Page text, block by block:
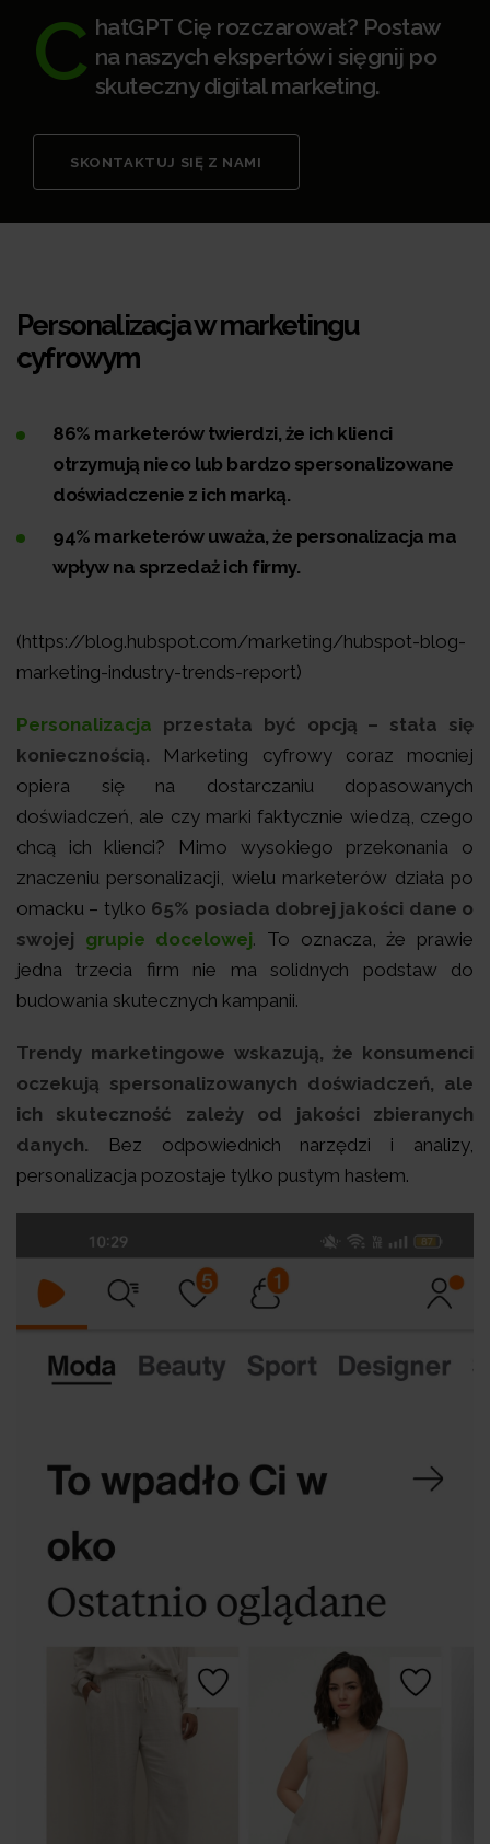
C hatGPT Cię rozczarował? Postaw
na naszych ekspertów i sięgnij po
skuteczny digital marketing.
SKONTAKTUJ SIĘ Z NAMI
Personalizacja w marketingu
cyfrowym
86% marketerów twierdzi, że ich klienci
otrzymują nieco lub bardzo spersonalizowane
doświadczenie z ich marką.
94% marketerów uważa, że personalizacja ma
wpływ na sprzedaż ich firmy.
(https://blog.hubspot.com/marketing/hubspot-blog-
marketing-industry-trends-report)
Personalizacja przestała być opcją – stała się
koniecznością. Marketing cyfrowy coraz mocniej
opiera się na dostarczaniu dopasowanych
doświadczeń, ale czy marki faktycznie wiedzą, czego
chcą ich klienci? Mimo wysokiego przekonania o
znaczeniu personalizacji, wielu marketerów działa po
omacku – tylko 65% posiada dobrej jakości dane o
swojej grupie docelowej. To oznacza, że prawie
jedna trzecia firm nie ma solidnych podstaw do
budowania skutecznych kampanii.
Trendy marketingowe wskazują, że konsumenci
oczekują spersonalizowanych doświadczeń, ale
ich skuteczność zależy od jakości zbieranych
danych. Bez odpowiednich narzędzi i analizy,
personalizacja pozostaje tylko pustym hasłem.